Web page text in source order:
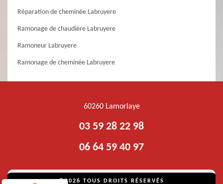
Réparation de cheminée Labruyere
Ramonage de chaudière Labruyere
Ramoneur Labruyere
Ramonage de cheminée Labruyere
60260 Lamorlaye
03 59 28 22 98
06 64 59 40 97
©2026 TOUS DROITS RÉSERVÉS